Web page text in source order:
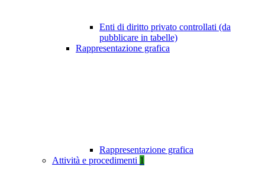
Enti di diritto privato controllati (da
pubblicare in tabelle)
Rappresentazione grafica
Rappresentazione grafica
Attività e procedimenti 1